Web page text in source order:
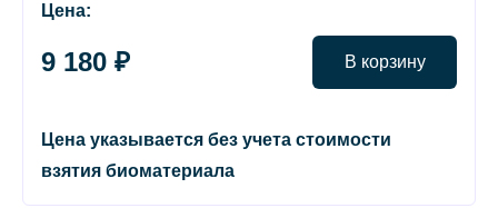
Цена:
9 180 ₽ В корзину
Цена указывается без учета стоимости
взятия биоматериала